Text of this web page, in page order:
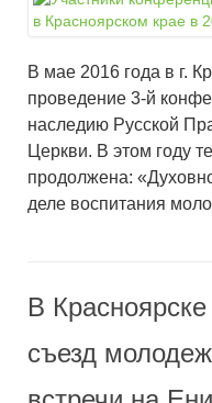
В мае 2016 года в г.
проведение 3-й
наследию Русской
Церкви. В этом году
продолжена:
деле воспитания
В
съезд